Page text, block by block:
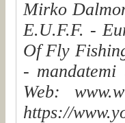
Mirko
E.U.F.F. -
Of Fly
-
Web:
https://